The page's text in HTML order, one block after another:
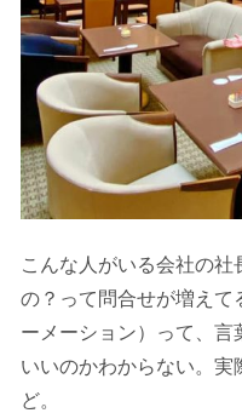
こんな人がいる会社の
の？って問合せが増えて
ーメーション）って、
いいのかわからない。実
ど。